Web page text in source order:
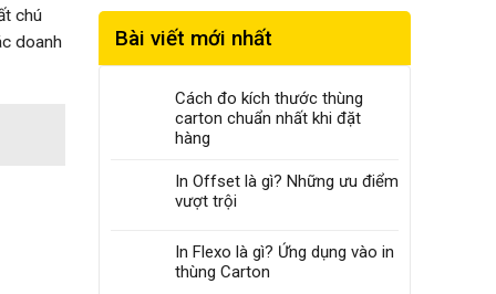
chú
doanh
Bài viết mới nhất
Cách đo kích thước thùng
carton chuẩn nhất khi đặt
hàng
In Offset là gì? Những ưu điểm
vượt trội
In Flexo là gì? Ứng dụng vào in
thùng Carton